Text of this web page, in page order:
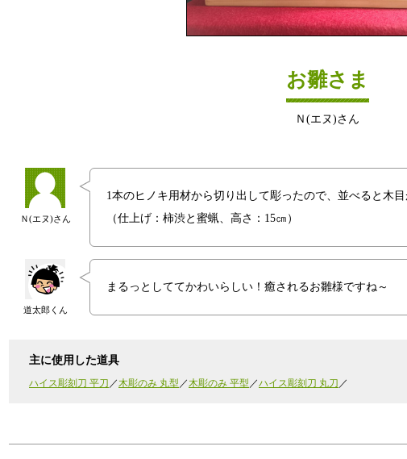
お雛さま
Ｎ(エヌ)さん
Ｎ(エヌ)さん
1本のヒノキ用材から切り出して彫ったので、並べると木
（仕上げ：柿渋と蜜蝋、高さ：15㎝）
道太郎くん
まるっとしててかわいらしい！癒されるお雛様ですね～
主に使用した道具
ハイス彫刻刀 平刀 木彫のみ 丸型 木彫のみ 平型 ハイス彫刻刀 丸刀